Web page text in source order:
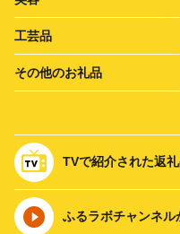
工芸品
その他のお礼品
TVで紹介された返
ふるラボチャンネル